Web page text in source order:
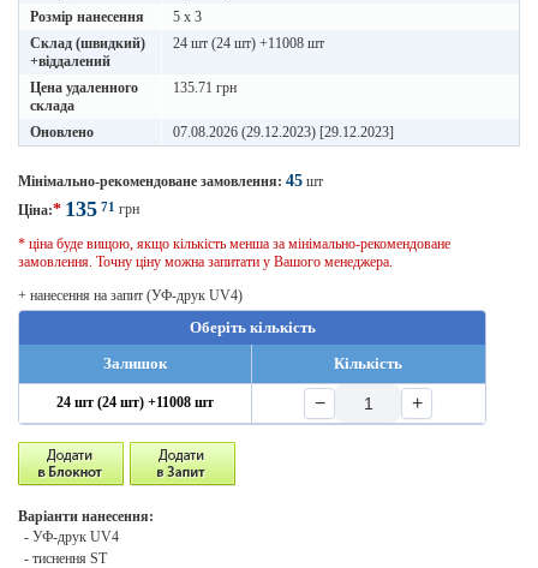
Розмір нанесення
5 x 3
Склад (швидкий)
+віддалений
24 шт (24 шт) +11008 шт
Цена удаленного
склада
135.71 грн
Оновлено 07.08.2026 (29.12.2023) [29.12.2023]
Мінімально-рекомендоване замовлення: 45 шт
Ціна:* 135 71 грн
* ціна буде вищою, якщо кількість менша за мінімально-рекомендоване
замовлення. Точну ціну можна запитати у Вашого менеджера.
+ нанесення на запит (УФ-друк UV4)
Оберіть кількість
Залишок
Кількість
24 шт (24 шт) +11008 шт − +
Варіанти нанесення:
- УФ-друк UV4
- тиснення ST